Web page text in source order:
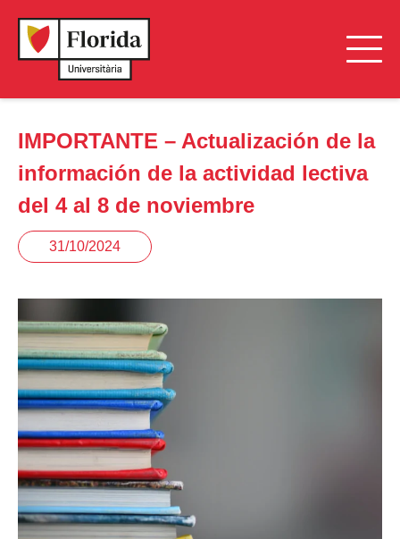
IMPORTANTE – Actualización de la
información de la actividad lectiva
del 4 al 8 de noviembre
31/10/2024